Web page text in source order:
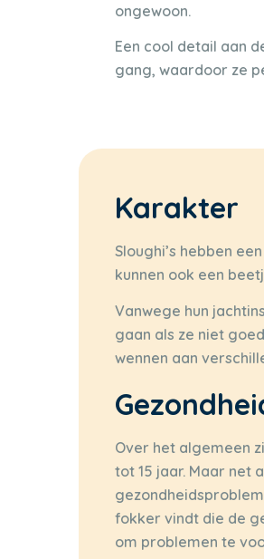
ongewoon.
Een cool detail aan
gang, waardoor ze
Karakter
Sloughi’s hebben
kunnen ook een
Vanwege hun
gaan als ze niet
wennen aan
Over het algemeen
tot 15 jaar. Maar net
fokker vindt die de
om problemen te